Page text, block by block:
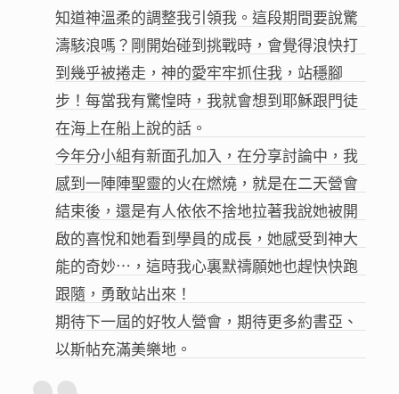
知道神溫柔的調整我引領我。這段期間要說驚
濤駭浪嗎？剛開始碰到挑戰時，會覺得浪快打
到幾乎被捲走，神的愛牢牢抓住我，站穩腳
步！每當我有驚惶時，我就會想到耶穌跟門徒
在海上在船上說的話。
今年分小組有新面孔加入，在分享討論中，我
感到一陣陣聖靈的火在燃燒，就是在二天營會
結束後，還是有人依依不捨地拉著我說她被開
啟的喜悅和她看到學員的成長，她感受到神大
能的奇妙⋯，這時我心裏默禱願她也趕快快跑
跟隨，勇敢站出來！
期待下一屆的好牧人營會，期待更多約書亞、
以斯帖充滿美樂地。